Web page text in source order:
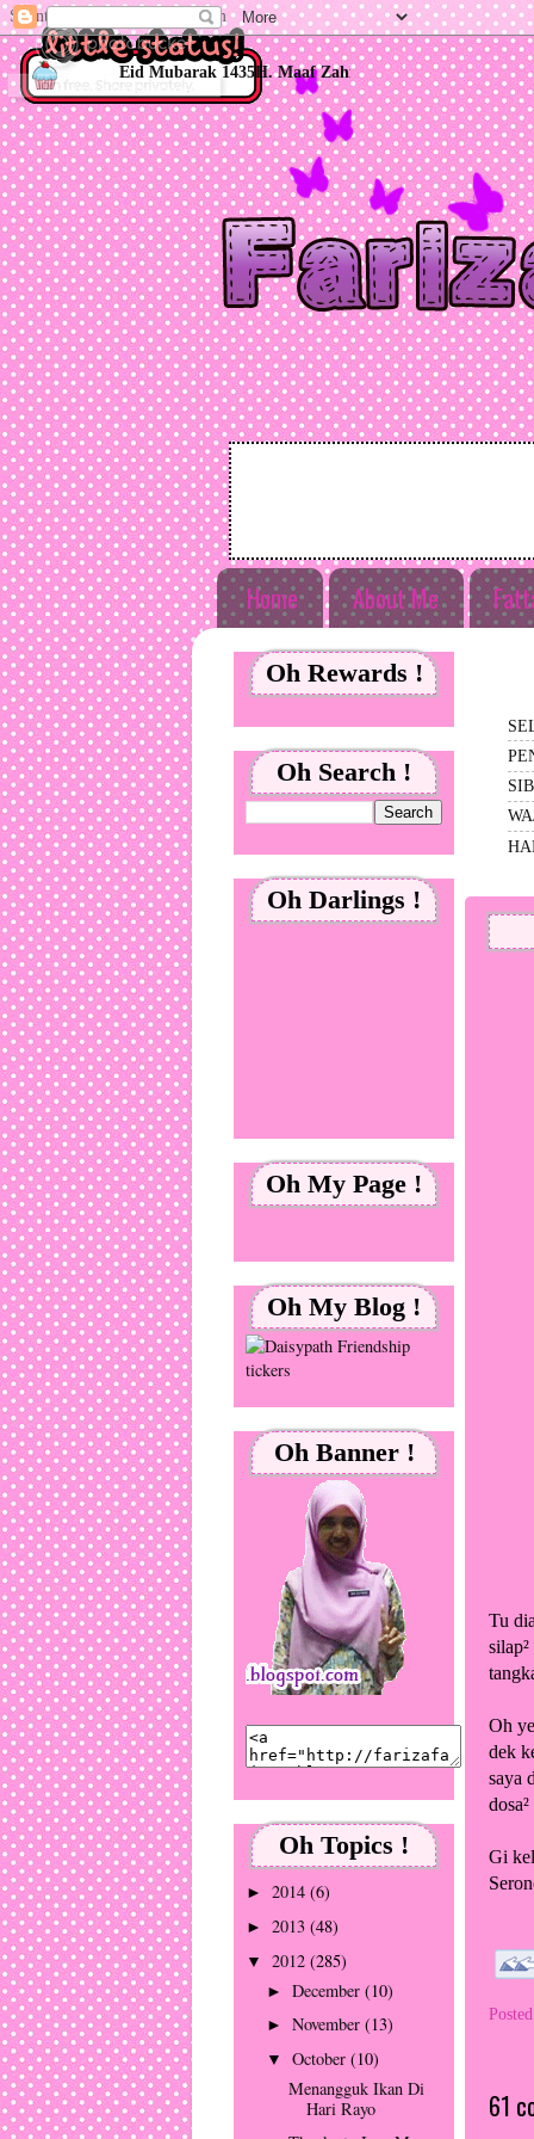
Home About Me
Tu
Oh
dek
saya
Gi
61
Oh Rewards !
Oh Search !
Oh Darlings !
Oh My Page !
Oh My Blog !
Oh Banner !
Oh Topics !
► 2014 (6)
► 2013 (48)
▼ 2012 (285)
►December(10)
►November(13)
▼October(10)
Menangguk Ikan Di
Hari Rayo
Eid Mubarak 1435H. Maaf Zahir Batin. ♥
Silent Reader(s) Fariza[dot]com